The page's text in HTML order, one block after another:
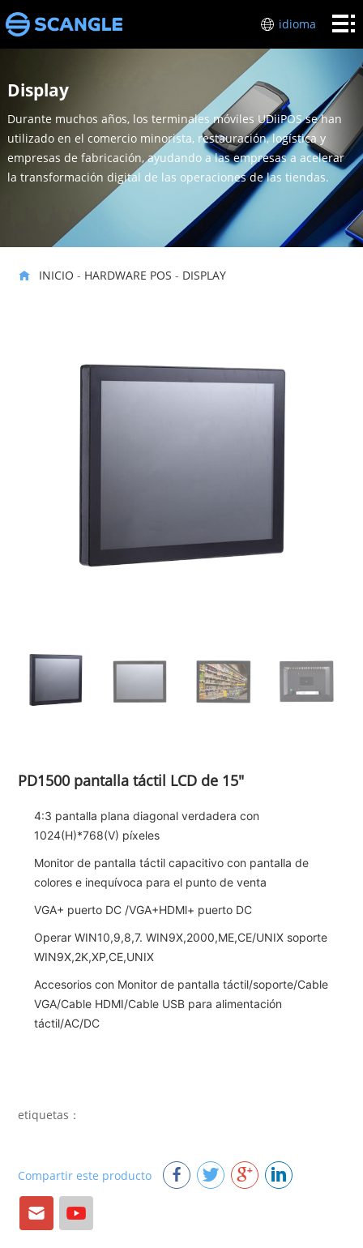
idioma
Inicio
POS
industrias
Sobre
mí
Soporte
contacto
Display
Durante muchos años, los terminales móviles UDiiPOS se han
utilizado en el comercio minorista, restauración, logística y
empresas de fabricación, ayudando a las empresas a acelerar
la transformación digital de las operaciones de las tiendas.
INICIO - HARDWARE POS - DISPLAY
PD1500 pantalla táctil LCD de 15"
4:3 pantalla plana diagonal verdadera con
1024(H)*768(V) píxeles
Monitor de pantalla táctil capacitivo con pantalla de
colores e inequívoca para el punto de venta
VGA+ puerto DC /VGA+HDMl+ puerto DC
Operar WIN10,9,8,7. WIN9X,2000,ME,CE/UNIX soporte
WIN9X,2K,XP,CE,UNIX
Accesorios con Monitor de pantalla táctil/soporte/Cable
VGA/Cable HDMI/Cable USB para alimentación
táctil/AC/DC
etiquetas：
Compartir este producto